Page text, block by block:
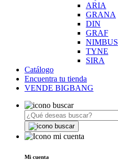
ARIA
GRANA
DIN
GRAF
NIMBUS
TYNE
SIRA
Catálogo
Encuentra tu tienda
VENDE BIGBANG
Mi cuenta